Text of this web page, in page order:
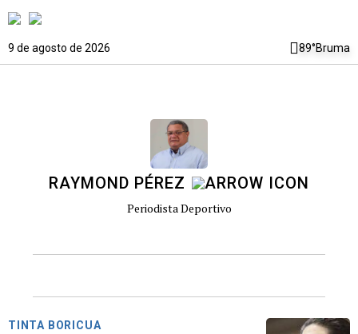
9 de agosto de 2026 89°Bruma
RAYMOND PÉREZ
Periodista Deportivo
TINTA BORICUA